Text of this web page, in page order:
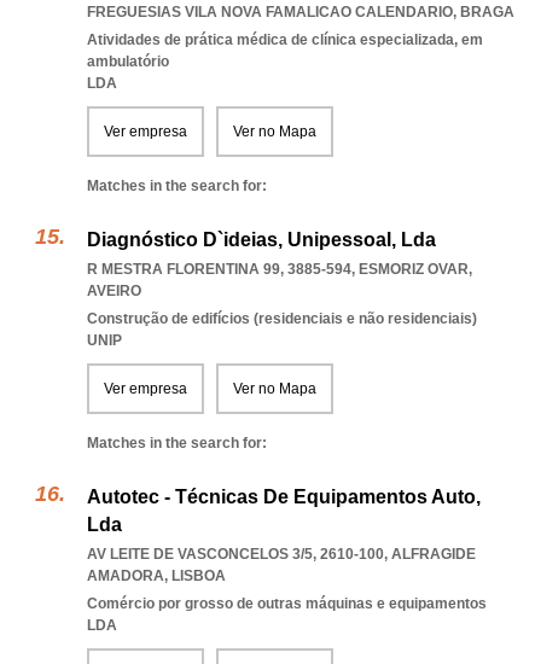
FREGUESIAS VILA NOVA FAMALICAO CALENDARIO, BRAGA
Atividades de prática médica de clínica especializada, em
ambulatório
LDA
Ver empresa Ver no Mapa
Matches in the search for:
Diagnóstico D`ideias, Unipessoal, Lda
R MESTRA FLORENTINA 99, 3885-594, ESMORIZ OVAR,
AVEIRO
Construção de edifícios (residenciais e não residenciais)
UNIP
Ver empresa Ver no Mapa
Matches in the search for:
Autotec - Técnicas De Equipamentos Auto,
Lda
AV LEITE DE VASCONCELOS 3/5, 2610-100, ALFRAGIDE
AMADORA, LISBOA
Comércio por grosso de outras máquinas e equipamentos
LDA